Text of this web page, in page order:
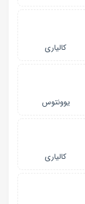
کالیاری
یوونتوس
کالیاری